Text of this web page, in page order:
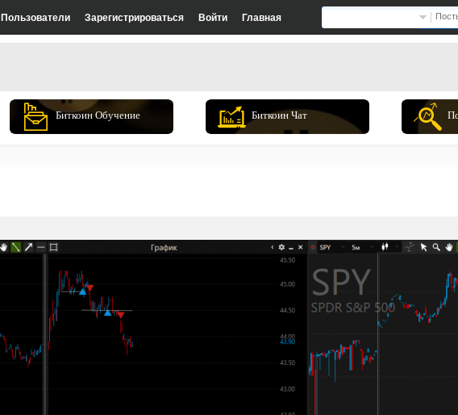
Пользователи Зарегистрироваться Войти Главная
Биткоин Обучение Биткоин Чат